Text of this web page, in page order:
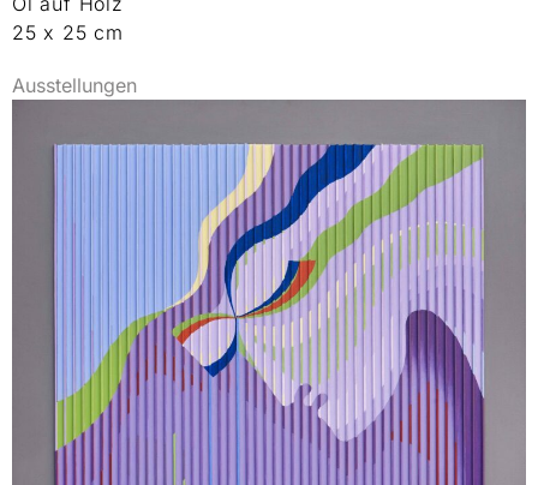
25 x 25 cm
Ausstellungen